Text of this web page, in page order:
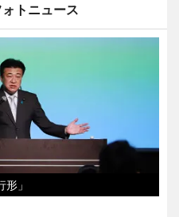
トニュース
」